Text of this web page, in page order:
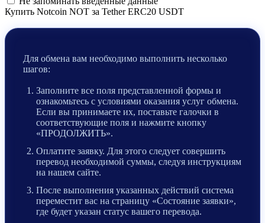
Купить Notcoin NOT за Tether ERC20 USDT
Для обмена вам необходимо выполнить несколько
шагов:
Заполните все поля представленной формы и
ознакомьтесь с условиями оказания услуг обмена.
Если вы принимаете их, поставьте галочки в
соответствующие поля и нажмите кнопку
«ПРОДОЛЖИТЬ».
Оплатите заявку. Для этого следует совершить
перевод необходимой суммы, следуя инструкциям
на нашем сайте.
После выполнения указанных действий система
переместит вас на страницу «Состояние заявки»,
где будет указан статус вашего перевода.